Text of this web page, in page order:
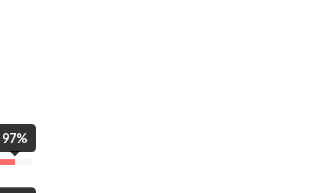
97%